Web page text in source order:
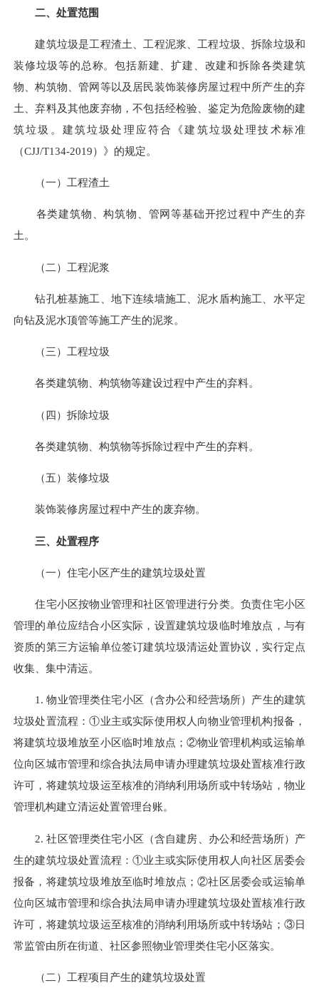
二、处置范围
建筑垃圾是工程渣土、工程泥浆、工程垃圾、拆除垃圾和
装修垃圾等的总称。包括新建、扩建、改建和拆除各类建筑
物、构筑物、管网等以及居民装饰装修房屋过程中所产生的弃
土、弃料及其他废弃物，不包括经检验、鉴定为危险废物的建
筑垃圾。建筑垃圾处理应符合《建筑垃圾处理技术标准
（CJJ/T134-2019）》的规定。
（一）工程渣土
各类建筑物、构筑物、管网等基础开挖过程中产生的弃
土。
（二）工程泥浆
钻孔桩基施工、地下连续墙施工、泥水盾构施工、水平定
向钻及泥水顶管等施工产生的泥浆。
（三）工程垃圾
各类建筑物、构筑物等建设过程中产生的弃料。
（四）拆除垃圾
各类建筑物、构筑物等拆除过程中产生的弃料。
（五）装修垃圾
装饰装修房屋过程中产生的废弃物。
三、处置程序
（一）住宅小区产生的建筑垃圾处置
住宅小区按物业管理和社区管理进行分类。负责住宅小区
管理的单位应结合小区实际，设置建筑垃圾临时堆放点，与有
资质的第三方运输单位签订建筑垃圾清运处置协议，实行定点
收集、集中清运。
1. 物业管理类住宅小区（含办公和经营场所）产生的建筑
垃圾处置流程：①业主或实际使用权人向物业管理机构报备，
将建筑垃圾堆放至小区临时堆放点；②物业管理机构或运输单
位向区城市管理和综合执法局申请办理建筑垃圾处置核准行政
许可，将建筑垃圾运至核准的消纳利用场所或中转场站，物业
管理机构建立清运处置管理台账。
2. 社区管理类住宅小区（含自建房、办公和经营场所）产
生的建筑垃圾处置流程：①业主或实际使用权人向社区居委会
报备，将建筑垃圾堆放至临时堆放点；②社区居委会或运输单
位向区城市管理和综合执法局申请办理建筑垃圾处置核准行政
许可，将建筑垃圾运至核准的消纳利用场所或中转场站；③日
常监管由所在街道、社区参照物业管理类住宅小区落实。
（二）工程项目产生的建筑垃圾处置